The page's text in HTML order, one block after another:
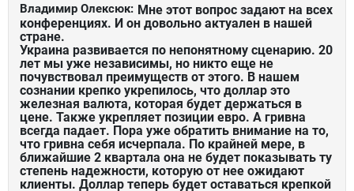
Владимир Олексюк: Мне этот вопрос задают на всех
конференциях. И он довольно актуален в нашей
стране.
Украина развивается по непонятному сценарию. 20
лет мы уже независимы, но никто еще не
почувствовал преимуществ от этого. В нашем
сознании крепко укрепилось, что доллар это
железная валюта, которая будет держаться в
цене. Также укрепляет позиции евро. А гривна
всегда падает. Пора уже обратить внимание на то,
что гривна себя исчерпала. По крайней мере, в
ближайшие 2 квартала она не будет показывать ту
степень надежности, которую от нее ожидают
клиенты. Доллар теперь будет оставаться крепкой